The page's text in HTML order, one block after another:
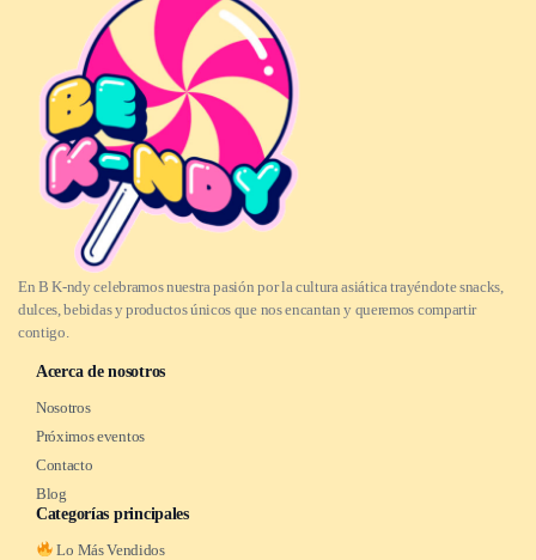
En B K-ndy celebramos nuestra pasión por la cultura asiática trayéndote snacks,
dulces, bebidas y productos únicos que nos encantan y queremos compartir
contigo.
Acerca de nosotros
Nosotros
Próximos eventos
Contacto
Blog
Categorías principales
Lo Más Vendidos